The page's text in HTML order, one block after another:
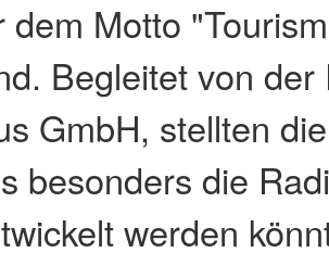
dem Motto
Begleitet von
GmbH, stellten
besonders die
werden